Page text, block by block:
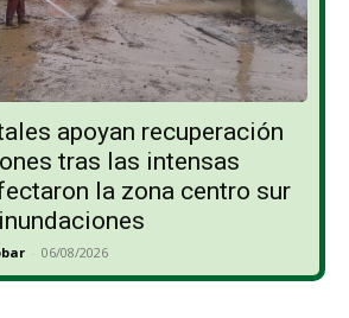
apoyan recuperación
tras las intensas
la zona centro sur
- 06/08/2026